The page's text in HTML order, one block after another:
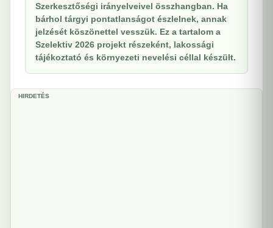
Szerkesztőségi irányelveivel összhangban. Ha
bárhol tárgyi pontatlanságot észlelnek, annak
jelzését köszönettel vesszük. Ez a tartalom a
Szelektiv 2026 projekt részeként, lakossági
tájékoztató és környezeti nevelési céllal készült.
HIRDETÉS